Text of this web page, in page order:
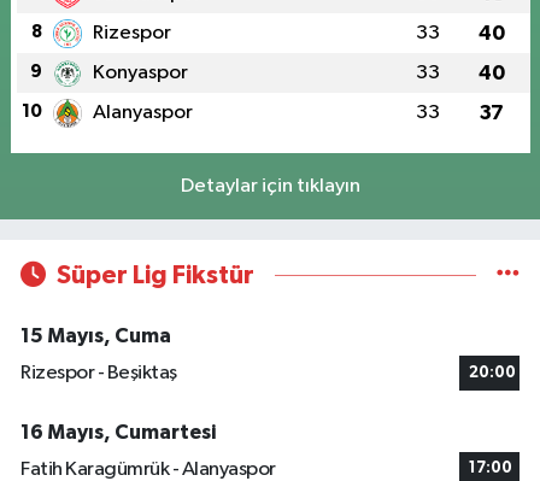
8 Rizespor 33 40
9 Konyaspor 33 40
10 Alanyaspor 33 37
Detaylar için tıklayın
Süper Lig Fikstür
15 Mayıs, Cuma
Rizespor - Beşiktaş
20:00
16 Mayıs, Cumartesi
Fatih Karagümrük - Alanyaspor
17:00